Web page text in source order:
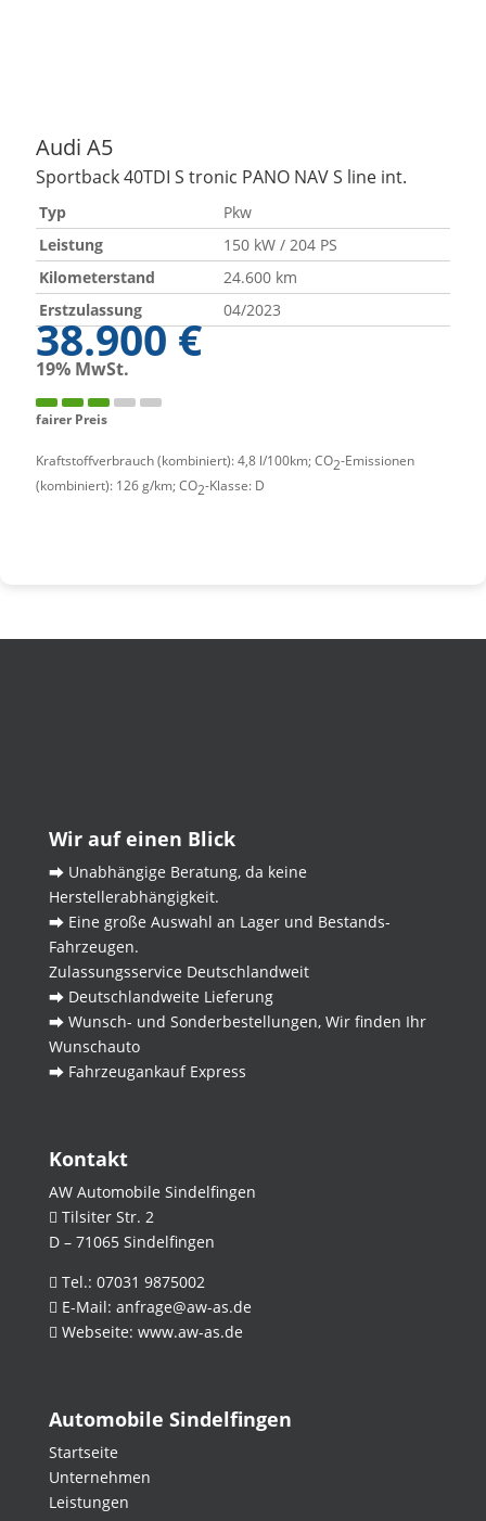
Audi A5
Sportback 40TDI S tronic PANO NAV S line int.
Typ
Pkw
Leistung
150 kW / 204 PS
Kilometerstand
24.600 km
Erstzulassung
04/2023
38.900 €
19% MwSt.
fairer Preis
Kraftstoffverbrauch (kombiniert):4,8 l/100km;CO2-Emissionen
(kombiniert): 126 g/km;CO2-Klasse: D
Wir auf einen Blick
⮕ Unabhängige Beratung, da keine
Herstellerabhängigkeit.
⮕ Eine große Auswahl an Lager und Bestands-
Fahrzeugen.
Zulassungsservice Deutschlandweit
⮕ Deutschlandweite Lieferung
⮕ Wunsch- und Sonderbestellungen, Wir finden Ihr
Wunschauto
⮕ Fahrzeugankauf Express
Kontakt
AW Automobile Sindelfingen
Tilsiter Str. 2
D – 71065 Sindelfingen
Tel.: 07031 9875002
E-Mail: anfrage@aw-as.de
Webseite: www.aw-as.de
Automobile Sindelfingen
Startseite
Unternehmen
Leistungen